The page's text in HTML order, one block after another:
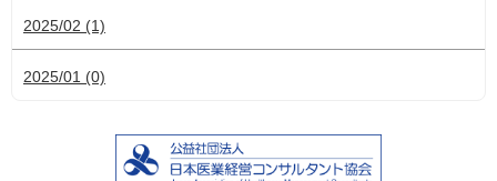
2025/02 (1)
2025/01 (0)